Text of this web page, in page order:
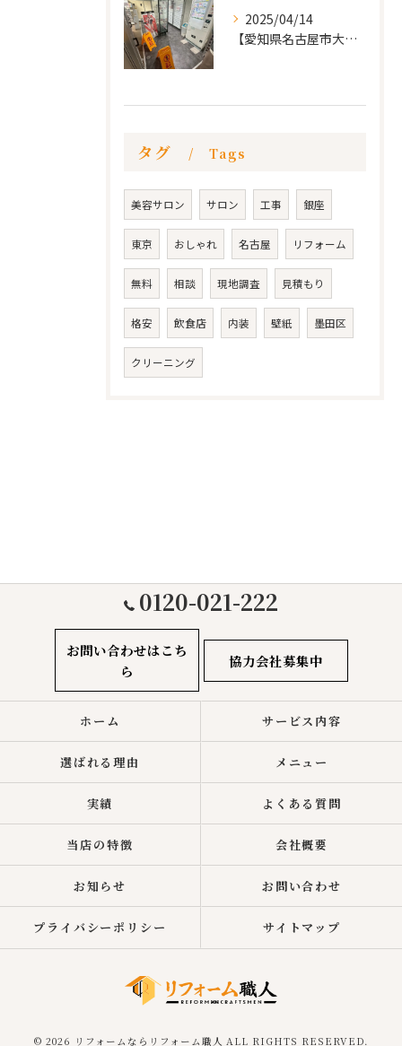
2025/04/14
【愛知県名古屋市大須 カードショップ屋のリノベーション
タグ Tags
美容サロン サロン 工事 銀座
東京 おしゃれ 名古屋 リフォーム
無料 相談 現地調査 見積もり
格安 飲食店 内装 壁紙 墨田区
クリーニング
0120-021-222
お問い合わせはこち
ら
協力会社募集中
ホーム サービス内容
選ばれる理由 メニュー
実績 よくある質問
当店の特徴 会社概要
お知らせ お問い合わせ
プライバシーポリシー サイトマップ
© 2026 リフォームならリフォーム職人 ALL RIGHTS RESERVED.